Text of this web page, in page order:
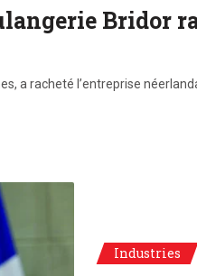
Bridor
a racheté l’entreprise
Est
Industries